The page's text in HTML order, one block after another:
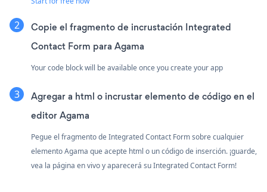
Copie el fragmento de incrustación Integrated
Contact Form para Agama
Your code block will be available once you create your app
Agregar a html o incrustar elemento de código en el
editor Agama
Pegue el fragmento de Integrated Contact Form sobre cualquier
elemento Agama que acepte html o un código de inserción. ¡guarde,
vea la página en vivo y aparecerá su Integrated Contact Form!